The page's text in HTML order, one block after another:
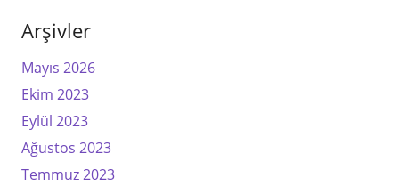
Arşivler
Mayıs 2026
Ekim 2023
Eylül 2023
Ağustos 2023
Temmuz 2023